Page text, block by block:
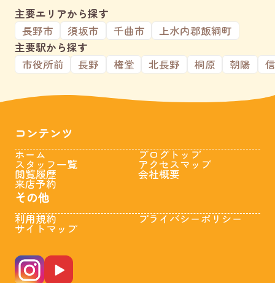
主要エリアから探す
長野市
須坂市 千曲市
上水内郡飯綱町
主要駅から探す
市役所前
長野 権堂 北長野 桐原 朝陽
コンテンツ
ホーム
スタッフ一覧
閲覧履歴
来店予約
ブログトップ
アクセスマップ
会社概要
その他
利用規約
サイトマップ
プライバシーポリシー